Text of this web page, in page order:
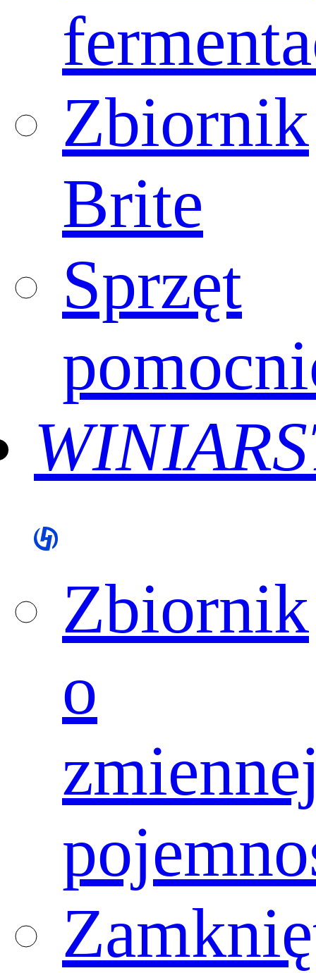
Zbiornik
Brite
Sprzęt
Zbiornik
o